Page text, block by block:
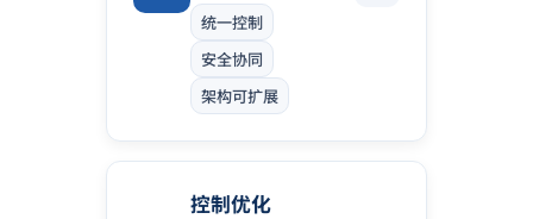
统一控制
安全协同
架构可扩展
控制优化